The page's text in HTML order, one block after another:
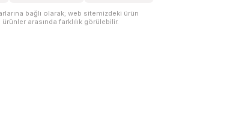
bağlı olarak; web sitemizdeki ürün
arasında farklılık görülebilir.